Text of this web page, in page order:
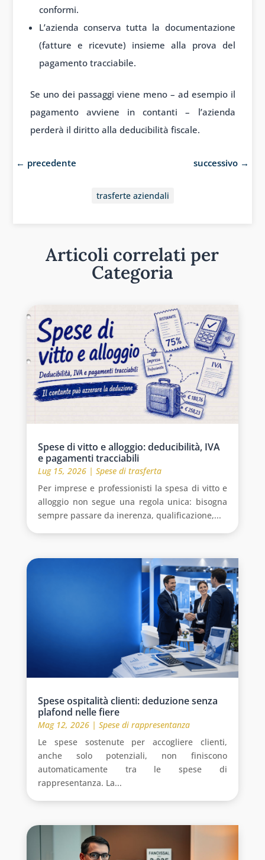
conformi.
L’azienda conserva tutta la documentazione
(fatture e ricevute) insieme alla prova del
pagamento tracciabile.
Se uno dei passaggi viene meno – ad esempio il
pagamento avviene in contanti – l’azienda
perderà il diritto alla deducibilità fiscale.
← precedente successivo →
trasferte aziendali
Articoli correlati per
Categoria
Spese di vitto e alloggio: deducibilità, IVA
e pagamenti tracciabili
Lug 15, 2026| Spese di trasferta
Per imprese e professionisti la spesa di vitto e
alloggio non segue una regola unica: bisogna
sempre passare da inerenza, qualificazione,...
Spese ospitalità clienti: deduzione senza
plafond nelle fiere
Mag 12, 2026| Spese di rappresentanza
Le spese sostenute per accogliere clienti,
anche solo potenziali, non finiscono
automaticamente tra le spese di
rappresentanza. La...